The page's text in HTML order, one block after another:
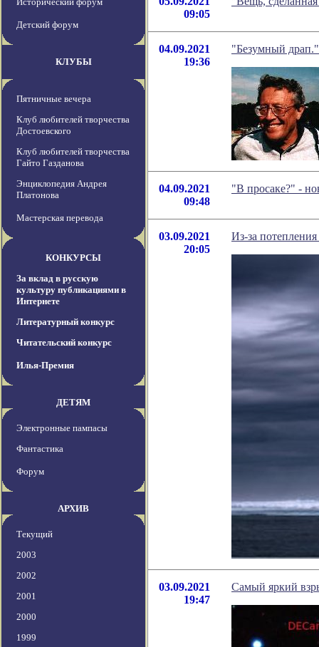
Детский форум
КЛУБЫ
Пятничные вечера
Клуб любителей творчества
Достоевского
Клуб любителей творчества
Гайто Газданова
Энциклопедия Андрея
Платонова
Мастерская перевода
КОНКУРСЫ
За вклад в русскую
культуру публикациями в
Интернете
Литературный конкурс
Читательский конкурс
Илья-Премия
ДЕТЯМ
Электронные пампасы
Фантастика
Форум
АРХИВ
Текущий
2003
2002
2001
2000
1999
09:05
04.09.2021
19:36
"Безумный драп."
04.09.2021
09:48
"В просаке?" -
03.09.2021
20:05
Из-за
03.09.2021
19:47
Самый яркий